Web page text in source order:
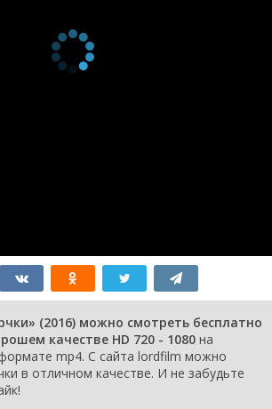
(2016) можно смотреть бесплатно
качестве HD 720 - 1080 на
mp4. С сайта lordfilm можно
в отличном качестве. И не забудьте